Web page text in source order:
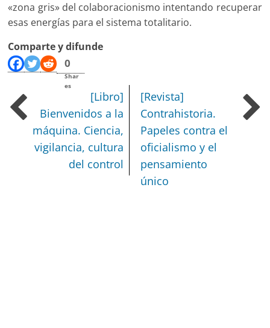
«zona gris» del colaboracionismo intentando recuperar
esas energías para el sistema totalitario.
Comparte y difunde
0
Shar
es
[Libro]
Bienvenidos a la
máquina. Ciencia,
vigilancia, cultura
del control
[Revista]
Contrahistoria.
Papeles contra el
oficialismo y el
pensamiento
único